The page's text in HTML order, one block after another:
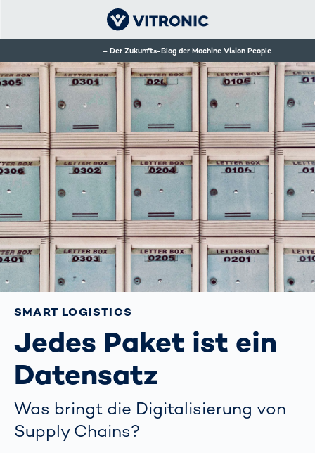
Der Zukunfts-Blog der Machine Vision People
SMART LOGISTICS
Jedes Paket ist ein
Datensatz
Was bringt die Digitalisierung von
Supply Chains?